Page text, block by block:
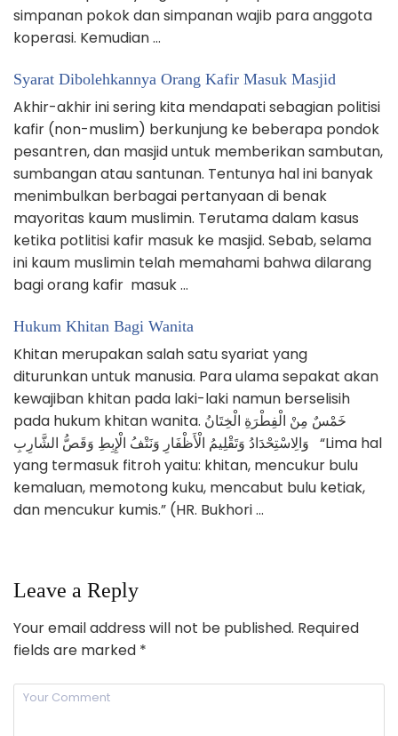
simpanan pokok dan simpanan wajib para anggota
koperasi. Kemudian …
Syarat Dibolehkannya Orang Kafir Masuk Masjid
Akhir-akhir ini sering kita mendapati sebagian politisi
kafir (non-muslim) berkunjung ke beberapa pondok
pesantren, dan masjid untuk memberikan sambutan,
sumbangan atau santunan. Tentunya hal ini banyak
menimbulkan berbagai pertanyaan di benak
mayoritas kaum muslimin. Terutama dalam kasus
ketika potlitisi kafir masuk ke masjid. Sebab, selama
ini kaum muslimin telah memahami bahwa dilarang
bagi orang kafir masuk …
Hukum Khitan Bagi Wanita
Khitan merupakan salah satu syariat yang
diturunkan untuk manusia. Para ulama sepakat akan
kewajiban khitan pada laki-laki namun berselisih
pada hukum khitan wanita. خَمْسٌ مِنْ الْفِطْرَةِ الْخِتَانُ
وَالِاسْتِحْدَادُ وَتَقْلِيمُ الْأَظْفَارِ وَنَتْفُ الْإِبِطِ وَقَصُّ الشَّارِبِ “Lima hal
yang termasuk fitroh yaitu: khitan, mencukur bulu
kemaluan, memotong kuku, mencabut bulu ketiak,
dan mencukur kumis.” (HR. Bukhori …
Leave a Reply
Your email address will not be published. Required
fields are marked *